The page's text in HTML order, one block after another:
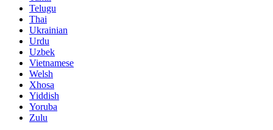
Telugu
Thai
Ukrainian
Urdu
Uzbek
Vietnamese
Welsh
Xhosa
Yiddish
Yoruba
Zulu